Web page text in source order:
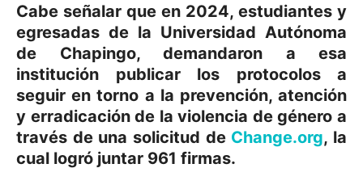
Cabe señalar que en 2024, estudiantes y
egresadas de la Universidad Autónoma
de Chapingo, demandaron a esa
institución publicar los protocolos a
seguir en torno a la prevención, atención
y erradicación de la violencia de género a
través de una solicitud de Change.org, la
cual logró juntar 961 firmas.